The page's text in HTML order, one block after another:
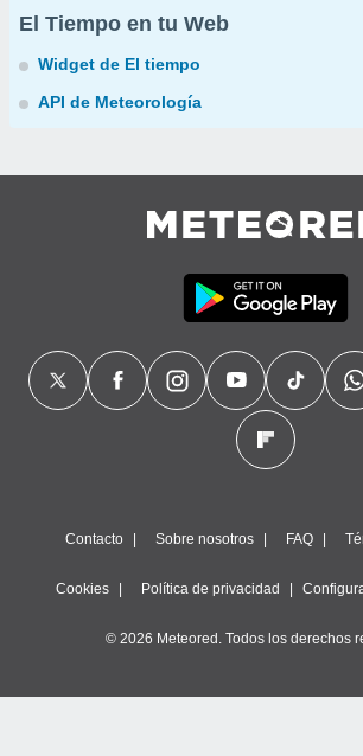
El Tiempo en tu Web
Widget de El tiempo
API de Meteorología
Contacto Sobre nosotros FAQ
Cookies Política de privacidad
© 2026 Meteored. Todos los derechos